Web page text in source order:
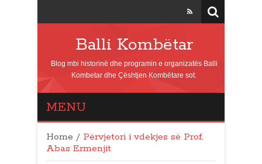
Balli Kombëtar
Blog mbi historinë dhe programin e organizatës Balli
Kombetar dhe Çështjen Kombëtare sot.
MENU
Home / Përvjetori i vdekjes së Prof.
Abas Ermenjit